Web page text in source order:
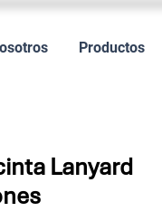
Productos
Lanyard